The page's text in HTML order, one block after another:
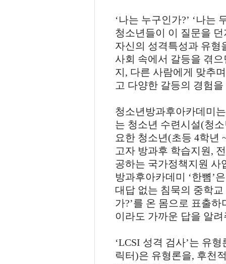
‘나는 누구인가?’ ‘나는
청소년들이 이 질문을
사회 속에서 갈등을 겪
지 , 다른 사람에게 맞추
고 다양한 갈등의 경험
청소년방과후아카데미
는 청소년 수련시설(청
요한 청소년(초등 4학년
고자 방과후 학습지원 ,
공하는 국가정책지원 사
방과후아카데미
‘한뼘’
대답 없는 침묵의 중학교
가?’를 온 몸으로 표출
이라도 가까운 답을 알
‘LCSI 성격 검사’는 유형
릭터)은 유형론을, 후천